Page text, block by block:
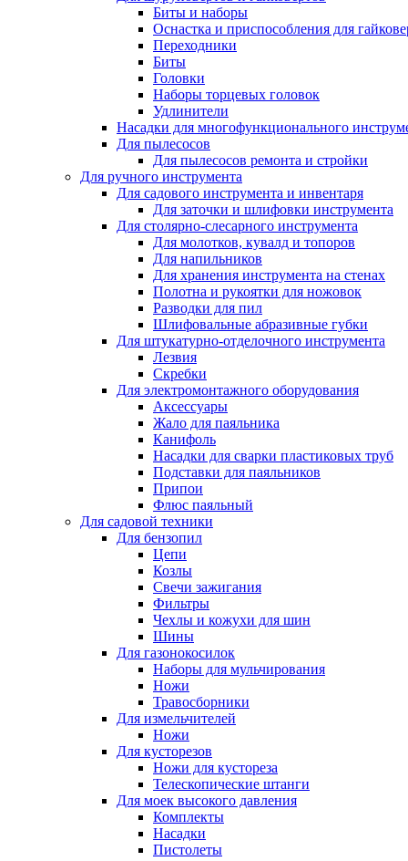
Биты и наборы
Оснастка и приспособления для
Переходники
Биты
Головки
Наборы торцевых головок
Удлинители
Насадки для многофункционального
Для пылесосов
Для пылесосов ремонта и стройки
Для ручного инструмента
Для садового инструмента и инвентаря
Для заточки и шлифовки инструмента
Для столярно-слесарного инструмента
Для молотков, кувалд и топоров
Для напильников
Для хранения инструмента на стенах
Полотна и рукоятки для ножовок
Разводки для пил
Шлифовальные абразивные губки
Для штукатурно-отделочного инструмента
Лезвия
Скребки
Для электромонтажного оборудования
Аксессуары
Жало для паяльника
Канифоль
Насадки для сварки пластиковых труб
Подставки для паяльников
Припои
Флюс паяльный
Для садовой техники
Для бензопил
Цепи
Козлы
Свечи зажигания
Фильтры
Чехлы и кожухи для шин
Шины
Для газонокосилок
Наборы для мульчирования
Ножи
Травосборники
Для измельчителей
Ножи
Для кусторезов
Ножи для кустореза
Телескопические штанги
Для моек высокого давления
Комплекты
Насадки
Пистолеты